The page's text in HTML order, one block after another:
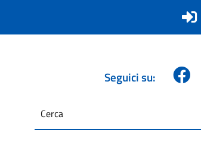
Seguici su:
da